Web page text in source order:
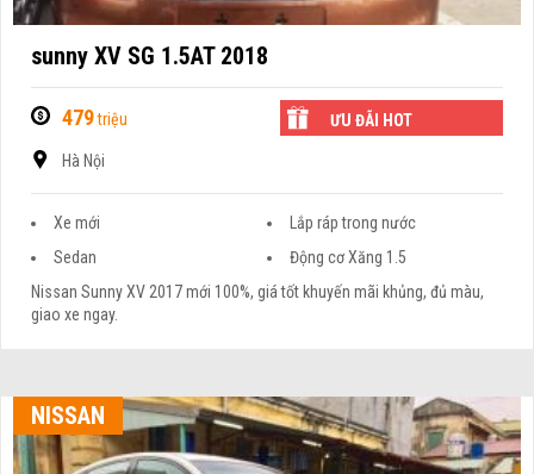
sunny XV SG 1.5AT 2018
479triệu ƯU ĐÃI HOT
Hà Nội
Xe mới
Lắp ráp trong nước
Sedan
Động cơ Xăng 1.5
Nissan Sunny XV 2017 mới 100%, giá tốt khuyến mãi khủng, đủ màu,
giao xe ngay.
NISSAN